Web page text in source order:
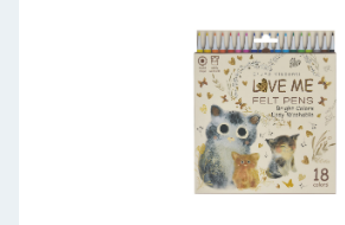
Котики.Счастье"